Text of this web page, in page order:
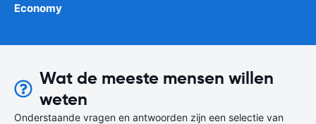
Economy
Wat de meeste mensen willen
weten
Onderstaande vragen en antwoorden zijn een selectie van